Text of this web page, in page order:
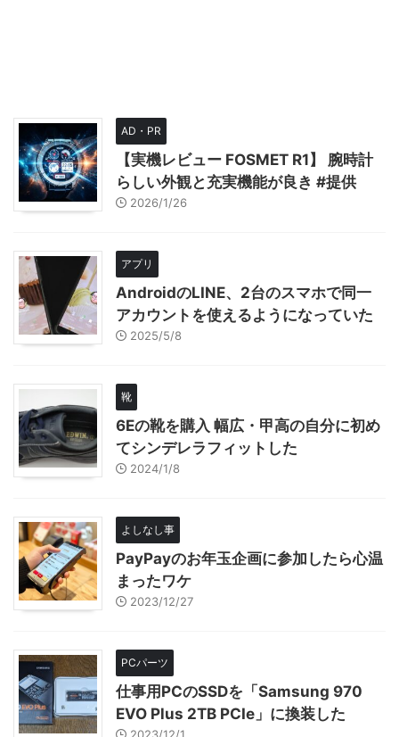
AD・PR
【実機レビュー FOSMET R1】 腕時計
らしい外観と充実機能が良き #提供
2026/1/26
アプリ
AndroidのLINE、2台のスマホで同一
アカウントを使えるようになっていた
2025/5/8
靴
6Eの靴を購入 幅広・甲高の自分に初め
てシンデレラフィットした
2024/1/8
よしなし事
PayPayのお年玉企画に参加したら心温
まったワケ
2023/12/27
PCパーツ
仕事用PCのSSDを「Samsung 970
EVO Plus 2TB PCIe」に換装した